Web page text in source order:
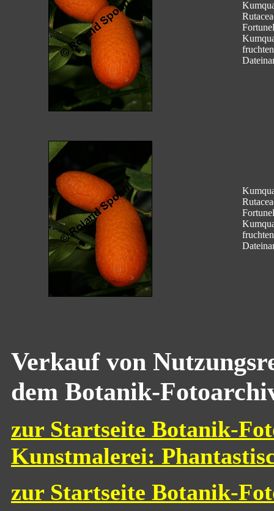
Verkauf von
dem Botanik-
zur Startseite Botanik-
Kunstmalerei:
zur Startseite Botanik-